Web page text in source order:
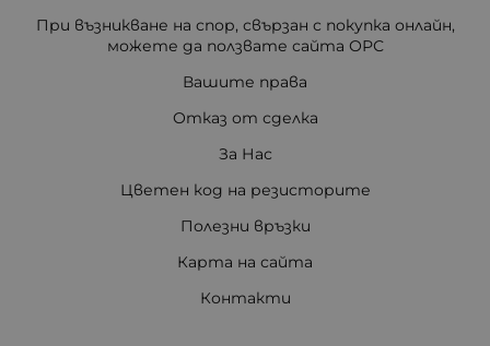
При възникване на спор, свързан с покупка онлайн,
можете да ползвате сайта ОРС
Вашите права
Отказ от сделка
За Нас
Цветен код на резисторите
Полезни връзки
Карта на сайта
Контакти